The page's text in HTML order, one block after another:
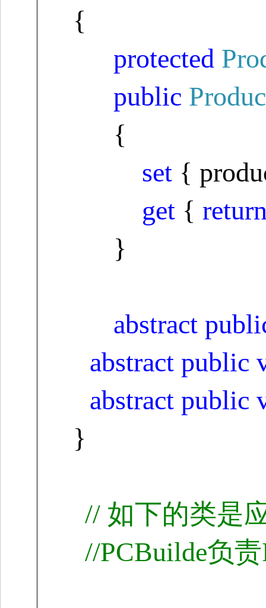
{
protected
public
{
set {
get {
}
abstract
abstract public
abstract public
}
// 如下的类是
//PCBuilde负责